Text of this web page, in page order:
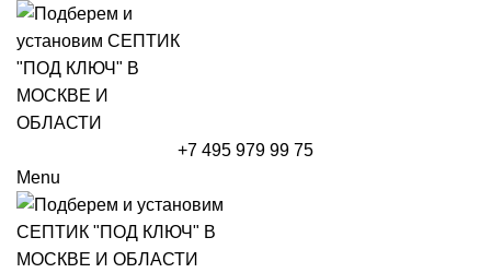
+7 495 979 99 75
Menu